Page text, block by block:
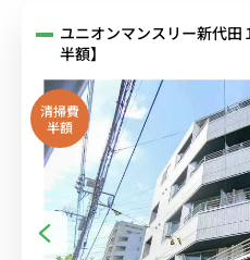
ユニオンマンスリー新代田
半額】
清掃費
半額